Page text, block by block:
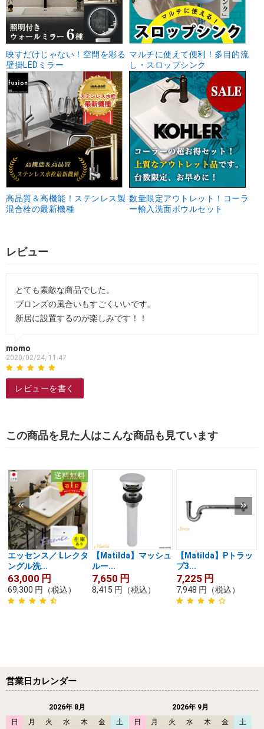
映すだけじゃない！空間を彩る
壁掛LEDミラー
マルチに使えて便利！多目的流
し・スロップシンク
高品質＆高機能！ステンレス製
混合栓の最新機種
数量限定アウトレット！コーラ
ー輸入洗面ボウルセット
レビュー
とても素敵な商品でした。
ブロンズの風合いもすごくいいです。
新居に設置するのが楽しみです！！
momo
2020/02/24, 11:47
レビューを書く
この商品を見た人はこんな商品も見ています
送料無料
エッセンス／ Lレクタ
ングル洗...
63,000 円
69,300 円 （税込）
【Matilda】マッシュ
ルー...
7,650 円
8,415 円 （税込）
【Matilda】Pトラッ
プ3...
7,225 円
7,948 円 （税込）
営業日カレンダー
2026年 8月
日
月 火 水 木 金
土
2026年 9月
日
月 火 水 木 金
土